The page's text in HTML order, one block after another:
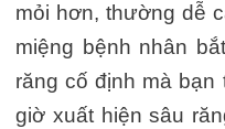
mỏi hơn, thường dễ
miệng bệnh nhân
răng cố định mà
giờ xuất hiện sâu